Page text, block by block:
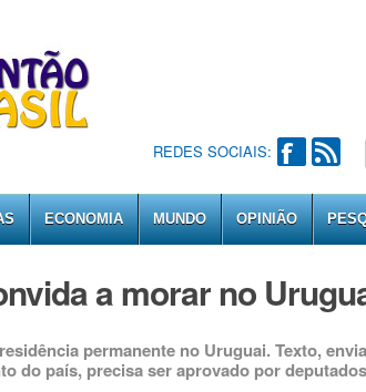
REDES SOCIAIS:
ECONOMIA MUNDO OPINIÃO
a morar no
permanente no Uruguai. Texto,
do país, precisa ser aprovado por